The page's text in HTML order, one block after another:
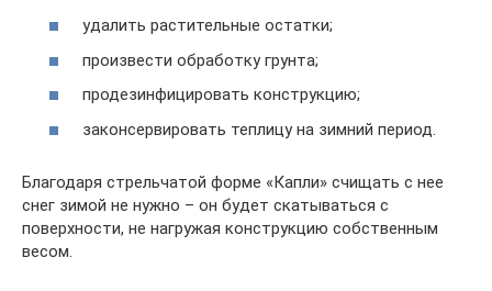
удалить растительные остатки;
произвести обработку грунта;
продезинфицировать конструкцию;
законсервировать теплицу на зимний период.
Благодаря стрельчатой форме «Капли» счищать с нее
снег зимой не нужно – он будет скатываться с
поверхности, не нагружая конструкцию собственным
весом.